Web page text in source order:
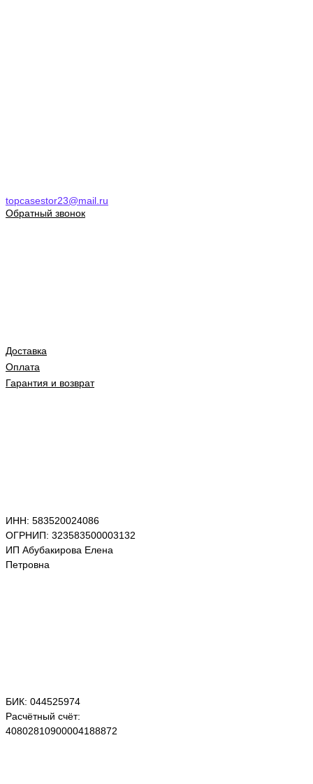
topcasestor23@mail.ru
Обратный звонок
Доставка
Оплата
Гарантия и возврат
ИНН: 583520024086
ОГРНИП: 323583500003132
ИП Абубакирова Елена
Петровна
БИК: 044525974
Расчётный счёт:
40802810900004188872